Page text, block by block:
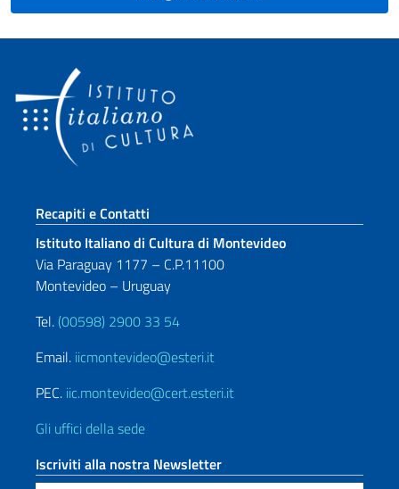
Sezione footer
Recapiti e Contatti
Istituto Italiano di Cultura di Montevideo
Via Paraguay 1177 – C.P.11100
Montevideo – Uruguay
Tel. (00598) 2900 33 54
Email. iicmontevideo@esteri.it
PEC. iic.montevideo@cert.esteri.it
Gli uffici della sede
Iscriviti alla nostra Newsletter